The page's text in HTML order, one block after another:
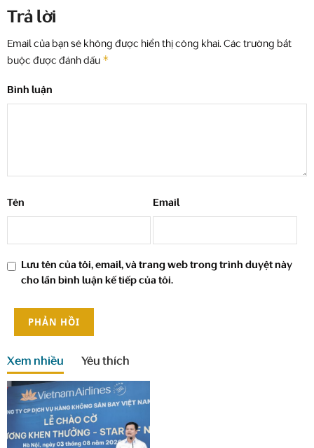
Trả lời
Email của bạn sẽ không được hiển thị công khai. Các trường bắt
buộc được đánh dấu *
Bình luận
Tên Email
Lưu tên của tôi, email, và trang web trong trình duyệt này
cho lần bình luận kế tiếp của tôi.
Xem nhiều Yêu thích